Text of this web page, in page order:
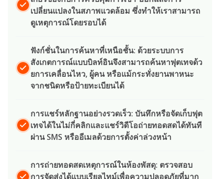
เปลี่ยนแปลงในสภาพแวดล้อม ซึ่งทำให้เราสามารถ
ดูเหตุการณ์โดยรอบได้
ฟังก์ชั่นในการค้นหาที่เหนือชั้น: ด้วยระบบการ
สังเกตการณ์แบบบิลท์อินจึงสามารถค้นหาฟุตเทจด้ว
ยการเคลื่อนไหว, ผู้คน หรือแม้กระทั่งยานพาหนะ
จากชนิดหรือป้ายทะเบียนได้
การแชร์หลักฐานอย่างรวดเร็ว: บันทึกหรือจัดเก็บฟุต
เทจได้ในไม่กี่คลิกและแชร์วิดีโอถ่ายทอดสดได้ทันที
ผ่าน SMS หรืออีเมลด้วยการตั้งค่าล่วงหน้า
การถ่ายทอดสดเหตุการณ์ในห้องพัสดุ: ตรวจสอบ
การจัดส่งได้แบบเรียลไทม์เพื่อความปลอดภัยที่มาก